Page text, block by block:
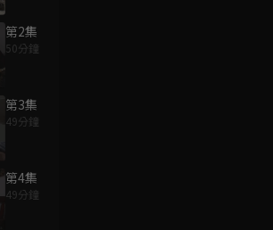
第2集
50分鐘
第3集
49分鐘
第4集
49分鐘